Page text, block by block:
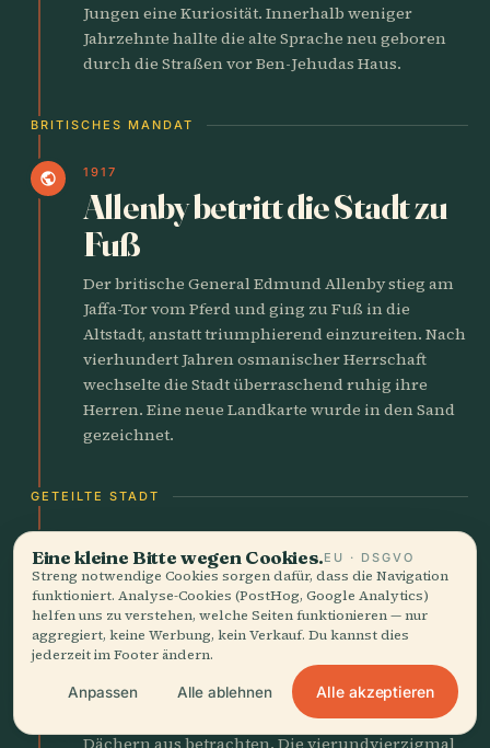
Jungen eine Kuriosität. Innerhalb weniger
Jahrzehnte hallte die alte Sprache neu geboren
durch die Straßen vor Ben-Jehudas Haus.
BRITISCHES MANDAT
public 1917
Allenby betritt die Stadt zu
Fuß
Der britische General Edmund Allenby stieg am
Jaffa-Tor vom Pferd und ging zu Fuß in die
Altstadt, anstatt triumphierend einzureiten. Nach
vierhundert Jahren osmanischer Herrschaft
wechselte die Stadt überraschend ruhig ihre
Herren. Eine neue Landkarte wurde in den Sand
gezeichnet.
GETEILTE STADT
swords
Die Stadt wird geteilt
Jordanische Streitkräfte eroberten die Altstadt
und vertrieben ihre jüdischen Bewohner. Die
Klagemauer stand hinter Stacheldraht.
Neunzehn Jahre lang konnten Juden den
Tempelberg nur durch Ferngläser von fernen
Dächern aus betrachten. Die vierundvierzigmal
Eine kleine Bitte wegen Cookies.EU · DSGVO
Streng notwendige Cookies sorgen dafür, dass die Navigation
funktioniert. Analyse-Cookies (PostHog, Google Analytics)
helfen uns zu verstehen, welche Seiten funktionieren — nur
aggregiert, keine Werbung, kein Verkauf. Du kannst dies
jederzeit im Footer ändern.
Anpassen Alle ablehnen Alle akzeptieren